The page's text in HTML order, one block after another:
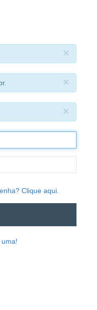
×
×
×
Clique aqui.